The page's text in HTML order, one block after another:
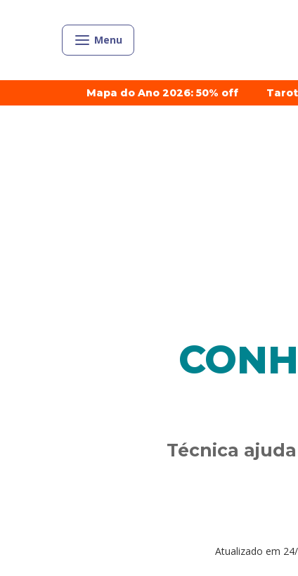
Menu
Mapa do Ano 2026: 50% off
Técnica
Atualizado em